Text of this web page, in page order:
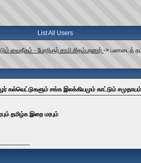
List All Users
வைதீகம் - பேரறிஞர் சாமி.சிதம்பரனார் -> பணடைத்
கல்வெட்டுகளும் சங்க இலக்கியமும் காட்டும் சமுதாயம்
தமிழ்க இறை மரபும்